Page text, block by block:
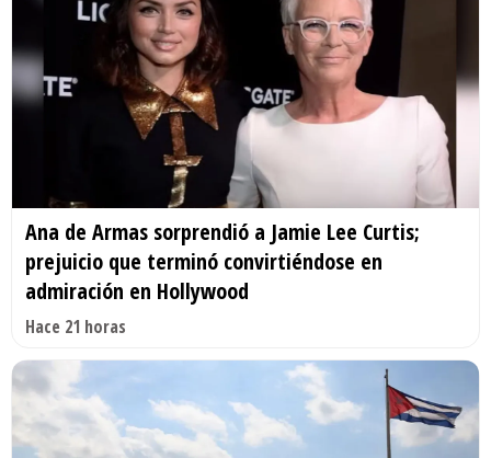
Ana de Armas sorprendió a Jamie Lee Curtis;
prejuicio que terminó convirtiéndose en
admiración en Hollywood
Hace 21 horas